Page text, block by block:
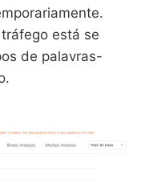
está se
de palavras-